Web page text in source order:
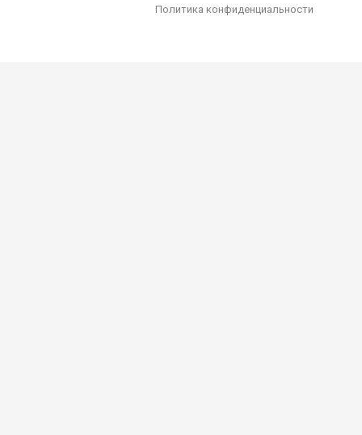
Политика конфиденциальности